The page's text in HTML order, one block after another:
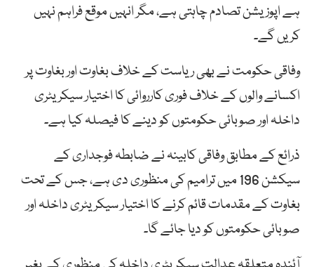
ہے اپوزیشن تصادم چاہتی ہے، مگر انہیں موقع فراہم نہیں
کریں گے۔
وفاقی حکومت نے بھی ریاست کے خلاف بغاوت اور بغاوت پر
اکسانے والوں کے خلاف فوری کارروائی کا اختیار سیکریٹری
داخلہ اور صوبائی حکومتوں کو دینے کا فیصلہ کیا ہے۔
ذرائع کے مطابق وفاقی کابینہ نے ضابطہ فوجداری کے
سیکشن 196 میں ترامیم کی منظوری دی ہے، جس کے تحت
بغاوت کے مقدمات قائم کرنے کا اختیار سیکریٹری داخلہ اور
صوبائی حکومتوں کو دیا جائے گا۔